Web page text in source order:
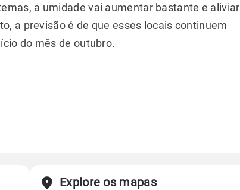
a umidade vai aumentar bastante e aliviar
a previsão é de que esses locais continuem
do mês de outubro.
Explore os mapas